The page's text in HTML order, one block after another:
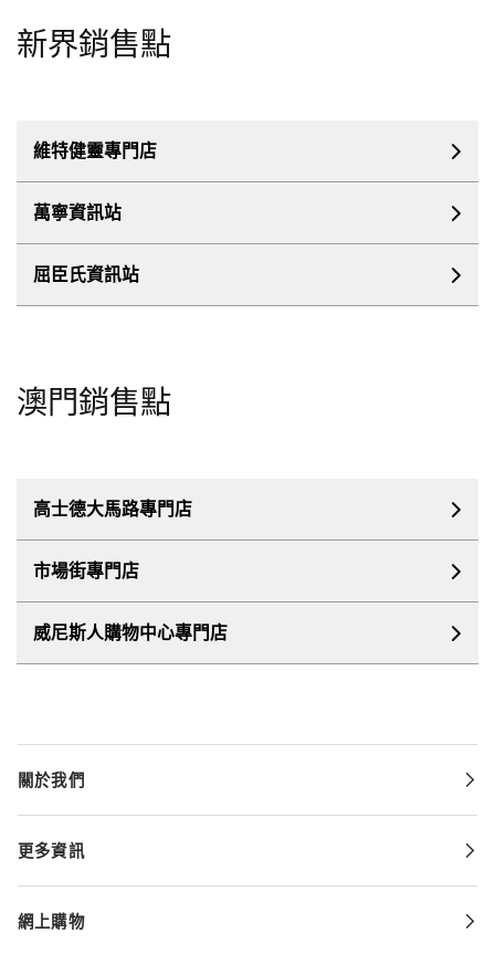
新界銷售點
維特健靈專門店
萬寧資訊站
屈臣氏資訊站
澳門銷售點
高士德大馬路專門店
市場街專門店
威尼斯人購物中心專門店
關於我們
更多資訊
網上購物